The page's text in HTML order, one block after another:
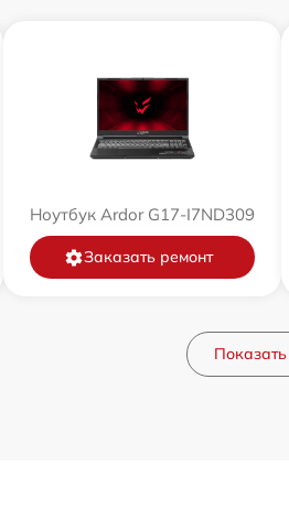
Ноутбук Ardor G17-I7ND309
Заказать ремонт